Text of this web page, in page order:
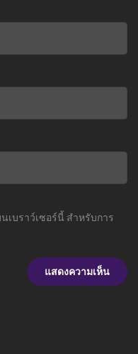
บราว์เซอร์นี้ สำหรับการ